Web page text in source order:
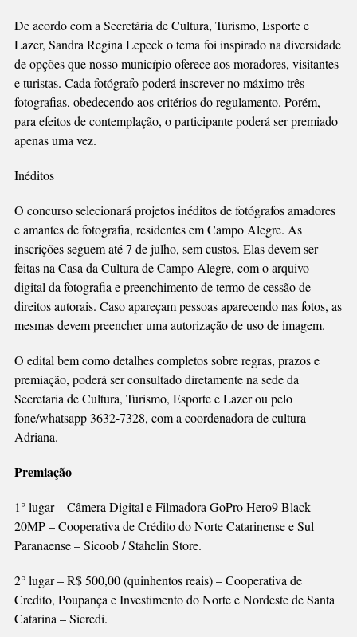
De acordo com a Secretária de Cultura, Turismo, Esporte e
Lazer, Sandra Regina Lepeck o tema foi inspirado na diversidade
de opções que nosso município oferece aos moradores, visitantes
e turistas. Cada fotógrafo poderá inscrever no máximo três
fotografias, obedecendo aos critérios do regulamento. Porém,
para efeitos de contemplação, o participante poderá ser premiado
apenas uma vez.
Inéditos
O concurso selecionará projetos inéditos de fotógrafos amadores
e amantes de fotografia, residentes em Campo Alegre. As
inscrições seguem até 7 de julho, sem custos. Elas devem ser
feitas na Casa da Cultura de Campo Alegre, com o arquivo
digital da fotografia e preenchimento de termo de cessão de
direitos autorais. Caso apareçam pessoas aparecendo nas fotos, as
mesmas devem preencher uma autorização de uso de imagem.
O edital bem como detalhes completos sobre regras, prazos e
premiação, poderá ser consultado diretamente na sede da
Secretaria de Cultura, Turismo, Esporte e Lazer ou pelo
fone/whatsapp 3632-7328, com a coordenadora de cultura
Adriana.
Premiação
1° lugar – Câmera Digital e Filmadora GoPro Hero9 Black
20MP – Cooperativa de Crédito do Norte Catarinense e Sul
Paranaense – Sicoob / Stahelin Store.
2° lugar – R$ 500,00 (quinhentos reais) – Cooperativa de
Credito, Poupança e Investimento do Norte e Nordeste de Santa
Catarina – Sicredi.